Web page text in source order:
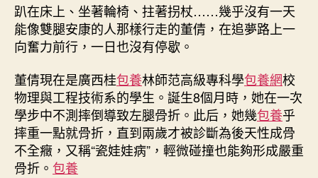
趴在床上、坐著輪椅、拄著拐杖……幾乎沒有一天
能像雙腿安康的人那樣行走的董倩，在追夢路上一
向奮力前行，一日也沒有停歇。
董倩現在是廣西桂包養林師范高級專科學包養網校
物理與工程技術系的學生。誕生8個月時，她在一次
學步中不測摔倒導致左腿骨折。此后，她幾包養乎
摔重一點就骨折，直到兩歲才被診斷為後天性成骨
不全癥，又稱“瓷娃娃病”，輕微碰撞也能夠形成嚴重
骨折。 包養